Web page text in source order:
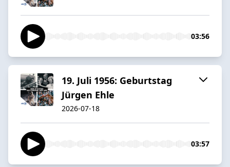
03:56
19. Juli 1956: Geburtstag
Jürgen Ehle
2026-07-18
03:57